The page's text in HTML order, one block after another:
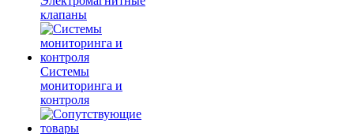
клапаны
Системы
мониторинга и
контроля